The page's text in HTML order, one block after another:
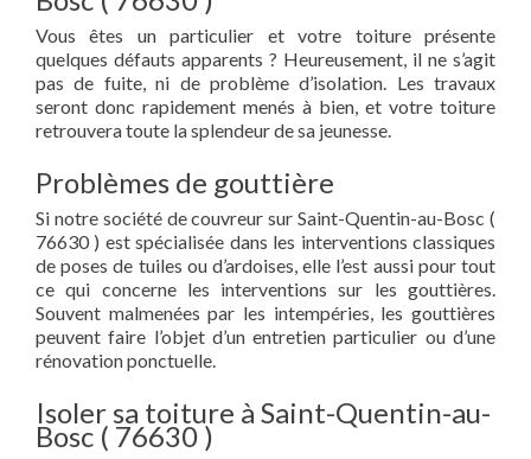
Vous êtes un particulier et votre toiture présente
quelques défauts apparents ? Heureusement, il ne s’agit
pas de fuite, ni de problème d’isolation. Les travaux
seront donc rapidement menés à bien, et votre toiture
retrouvera toute la splendeur de sa jeunesse.
Problèmes de gouttière
Si notre société de couvreur sur Saint-Quentin-au-Bosc (
76630 ) est spécialisée dans les interventions classiques
de poses de tuiles ou d’ardoises, elle l’est aussi pour tout
ce qui concerne les interventions sur les gouttières.
Souvent malmenées par les intempéries, les gouttières
peuvent faire l’objet d’un entretien particulier ou d’une
rénovation ponctuelle.
Isoler sa toiture à Saint-Quentin-au-
Bosc ( 76630 )